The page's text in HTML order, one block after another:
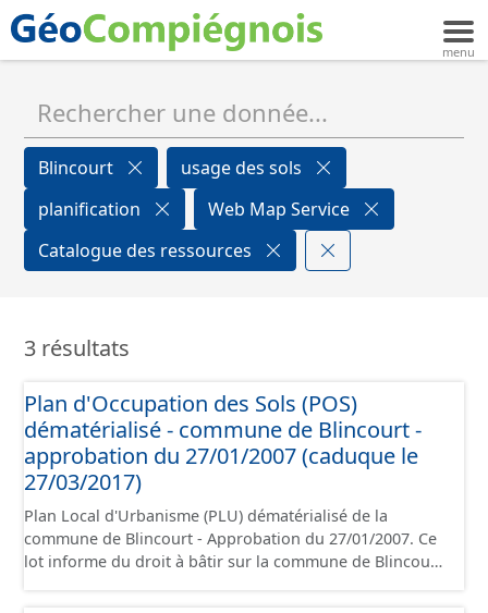
Blincourt
usage des sols
planification
Web Map Service
Catalogue des ressources
3 résultats
Plan d'Occupation des Sols (POS)
dématérialisé - commune de Blincourt -
approbation du 27/01/2007 (caduque le
27/03/2017)
Plan Local d'Urbanisme (PLU) dématérialisé de la
commune de Blincourt - Approbation du 27/01/2007. Ce
lot informe du droit à bâtir sur la commune de Blincourt.